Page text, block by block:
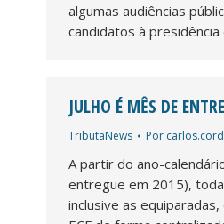
algumas audiências
candidatos à presidência
JULHO É MÊS DE
TributaNews Por
A partir do ano-
entregue em 2015),
inclusive as